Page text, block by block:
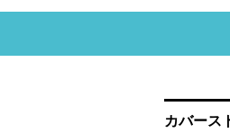
カバース